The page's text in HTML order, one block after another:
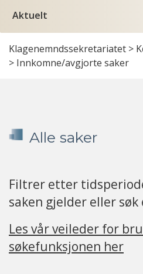
Aktuelt
Klagenemndssekretariatet >
> Innkomne/avgjorte saker
Alle saker
Filtrer etter
saken gjelder eller
Les vår veileder for
søkefunksjonen her